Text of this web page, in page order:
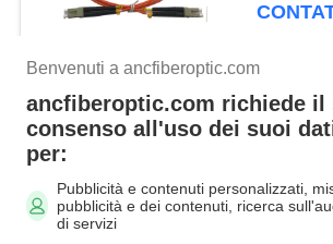
Categorie popolari
ottica
ottica
Benvenuti a ancfiberoptic.com
ancfiberoptic.com richiede il
consenso all'uso dei suoi
per:
Pubblicità e contenuti personalizzati,
pubblicità e dei contenuti, ricerca
di servizi